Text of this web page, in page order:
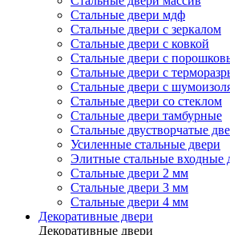
Стальные двери мдф
Стальные двери с зеркалом
Стальные двери с ковкой
Стальные двери с
Стальные двери с
Стальные двери с
Стальные двери со стеклом
Стальные двери тамбурные
Стальные двустворчатые
Усиленные стальные двери
Элитные стальные входные
Стальные двери 2 мм
Стальные двери 3 мм
Стальные двери 4 мм
Декоративные двери
Декоративные двери